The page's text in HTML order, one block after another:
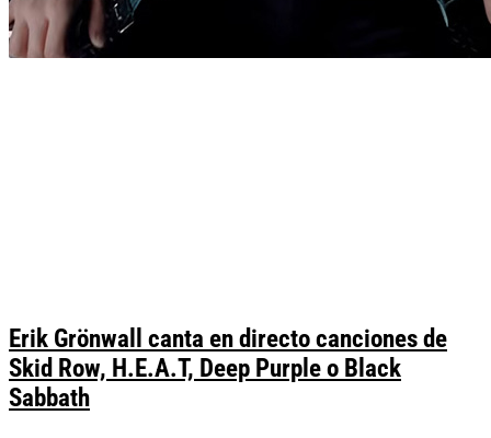
Erik Grönwall canta en directo canciones de
Skid Row, H.E.A.T, Deep Purple o Black
Sabbath